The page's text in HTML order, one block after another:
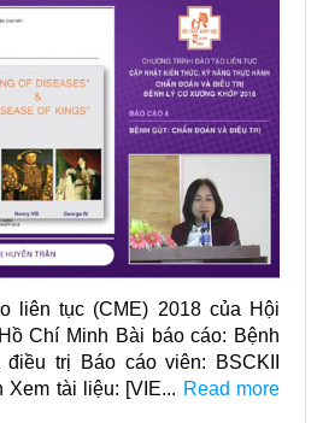
liên tục (CME) 2018 của Hội
Chí Minh Bài báo cáo: Bệnh
trị Báo cáo viên: BSCKII
tài liệu: [VIE... Read more